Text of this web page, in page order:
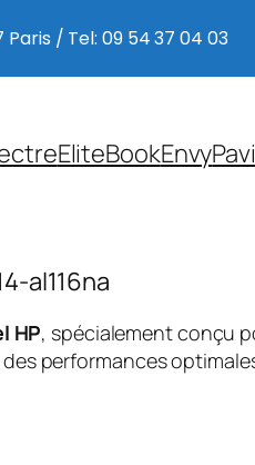
EliteBookEnvy
al116na
HP, spécialement conçu
performances
Paris / Tel: 09 54 37 04 03